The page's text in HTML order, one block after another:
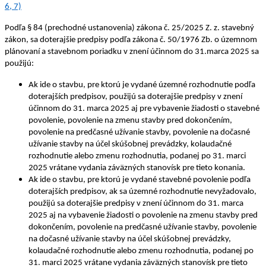
6, 7)
Podľa § 84 (prechodné ustanovenia) zákona č. 25/2025 Z. z. stavebný
zákon, sa doterajšie predpisy podľa zákona č. 50/1976 Zb. o územnom
plánovaní a stavebnom poriadku v znení účinnom do 31.marca 2025 sa
použijú:
Ak ide o stavbu, pre ktorú je vydané územné rozhodnutie podľa
doterajších predpisov, použijú sa doterajšie predpisy v znení
účinnom do 31. marca 2025 aj pre vybavenie žiadosti o stavebné
povolenie, povolenie na zmenu stavby pred dokončením,
povolenie na predčasné užívanie stavby, povolenie na dočasné
užívanie stavby na účel skúšobnej prevádzky, kolaudačné
rozhodnutie alebo zmenu rozhodnutia, podanej po 31. marci
2025 vrátane vydania záväzných stanovísk pre tieto konania.
Ak ide o stavbu, pre ktorú je vydané stavebné povolenie podľa
doterajších predpisov, ak sa územné rozhodnutie nevyžadovalo,
použijú sa doterajšie predpisy v znení účinnom do 31. marca
2025 aj na vybavenie žiadosti o povolenie na zmenu stavby pred
dokončením, povolenie na predčasné užívanie stavby, povolenie
na dočasné užívanie stavby na účel skúšobnej prevádzky,
kolaudačné rozhodnutie alebo zmenu rozhodnutia, podanej po
31. marci 2025 vrátane vydania záväzných stanovísk pre tieto